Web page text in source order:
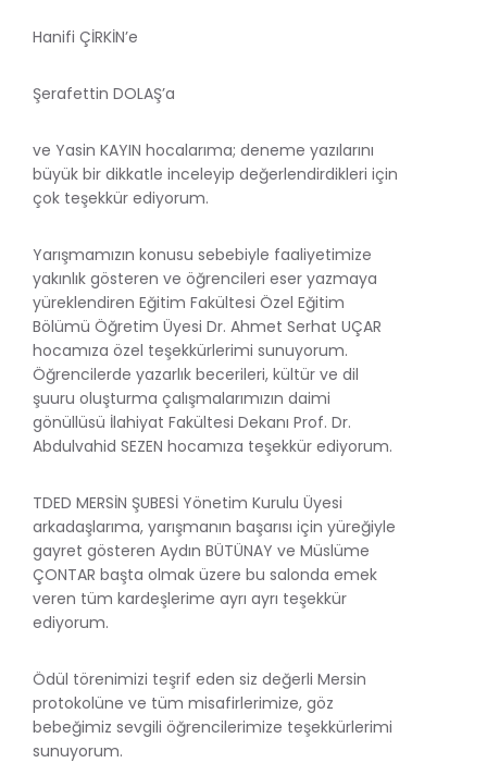
Hanifi ÇİRKİN’e
Şerafettin DOLAŞ’a
ve Yasin KAYIN hocalarıma; deneme yazılarını
büyük bir dikkatle inceleyip değerlendirdikleri için
çok teşekkür ediyorum.
Yarışmamızın konusu sebebiyle faaliyetimize
yakınlık gösteren ve öğrencileri eser yazmaya
yüreklendiren Eğitim Fakültesi Özel Eğitim
Bölümü Öğretim Üyesi Dr. Ahmet Serhat UÇAR
hocamıza özel teşekkürlerimi sunuyorum.
Öğrencilerde yazarlık becerileri, kültür ve dil
şuuru oluşturma çalışmalarımızın daimi
gönüllüsü İlahiyat Fakültesi Dekanı Prof. Dr.
Abdulvahid SEZEN hocamıza teşekkür ediyorum.
TDED MERSİN ŞUBESİ Yönetim Kurulu Üyesi
arkadaşlarıma, yarışmanın başarısı için yüreğiyle
gayret gösteren Aydın BÜTÜNAY ve Müslüme
ÇONTAR başta olmak üzere bu salonda emek
veren tüm kardeşlerime ayrı ayrı teşekkür
ediyorum.
Ödül törenimizi teşrif eden siz değerli Mersin
protokolüne ve tüm misafirlerimize, göz
bebeğimiz sevgili öğrencilerimize teşekkürlerimi
sunuyorum.